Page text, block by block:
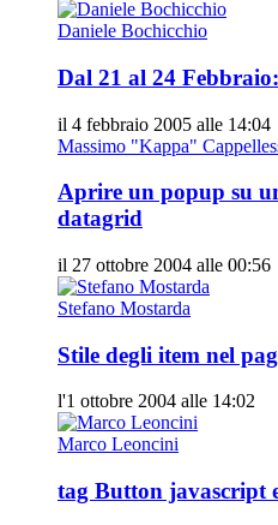
Daniele Bochicchio
Dal 21 al 24
il 4 febbraio 2005 alle 14:04
Massimo "Kappa"
Aprire un popup su
datagrid
il 27 ottobre 2004 alle 00:56
Stefano Mostarda
Stile degli item nel
l'1 ottobre 2004 alle 14:02
Marco Leoncini
tag Button javascript